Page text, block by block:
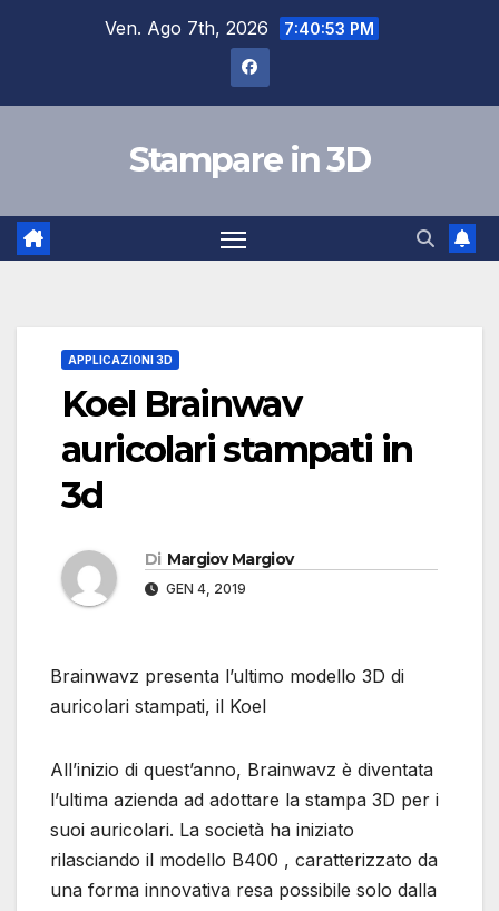
Ven. Ago 7th, 2026 7:40:54 PM
Stampare in 3D
APPLICAZIONI 3D
Koel Brainwav
auricolari stampati in
3d
Di Margiov Margiov
GEN 4, 2019
Brainwavz presenta l’ultimo modello 3D di
auricolari stampati, il Koel
All’inizio di quest’anno, Brainwavz è diventata
l’ultima azienda ad adottare la stampa 3D per i
suoi auricolari. La società ha iniziato
rilasciando il modello B400 , caratterizzato da
una forma innovativa resa possibile solo dalla